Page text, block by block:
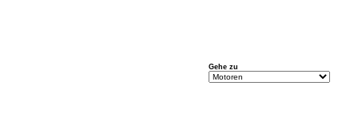
Gehe zu